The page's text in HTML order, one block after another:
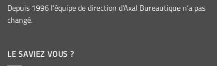
Depuis 1996 l’équipe de direction d’Axal Bureautique n’a pas
changé.
LE SAVIEZ VOUS ?